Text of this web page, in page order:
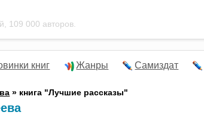
109 000 авторов.
книг Жанры Самиздат
» книга "Лучшие рассказы"